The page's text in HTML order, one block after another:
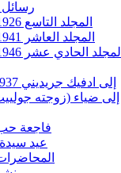
رسائل
المجلد التاسع 1926 - 1940
المجلد العاشر 1941 - 1945
المجلد الحادي عشر 1946 ـ 1949
إلى ادفيك جريديني 1937- 1938
إلى ضياء (زوجته
فاجعة
عيد سيدة